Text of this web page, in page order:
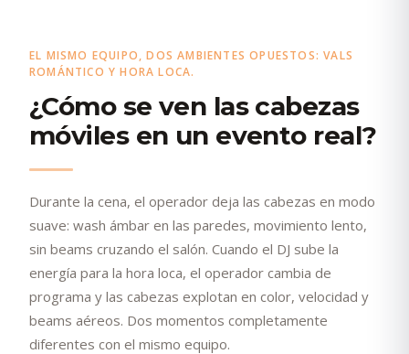
EL MISMO EQUIPO, DOS AMBIENTES OPUESTOS: VALS
ROMÁNTICO Y HORA LOCA.
¿Cómo se ven las cabezas
móviles en un evento real?
Durante la cena, el operador deja las cabezas en modo
suave: wash ámbar en las paredes, movimiento lento,
sin beams cruzando el salón. Cuando el DJ sube la
energía para la hora loca, el operador cambia de
programa y las cabezas explotan en color, velocidad y
beams aéreos. Dos momentos completamente
diferentes con el mismo equipo.